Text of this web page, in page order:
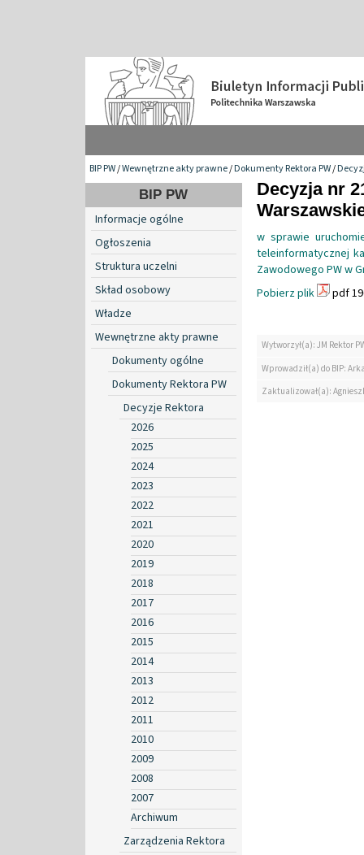
BIP PW/Wewnętrzne akty prawne/Dokumenty Rektora PW/
BIP PW
Informacje ogólne
Ogłoszenia
Struktura uczelni
Skład osobowy
Władze
Wewnętrzne akty prawne
Dokumenty ogólne
Dokumenty Rektora PW
Decyzje Rektora
2026
2025
2024
2023
2022
2021
2020
2019
2018
2017
2016
2015
2014
2013
2012
2011
2010
2009
2008
2007
Archiwum
Zarządzenia Rektora
Decyzja nr
w sprawie
teleinformatycznej
Zawodowego PW w
Pobierz plik
pdf
Wytworzył(a): JM Rektor
Wprowadził(a) do BIP:
Zaktualizował(a):